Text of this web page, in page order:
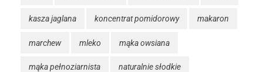
kasza jaglana koncentrat pomidorowy makaron
marchew mleko mąka owsiana
mąka pełnoziarnista naturalnie słodkie